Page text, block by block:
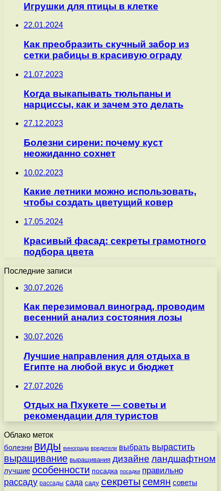
Игрушки для птицы в клетке
22.01.2024
Как преобразить скучный забор из
сетки рабицы в красивую ограду
21.07.2023
Когда выкапывать тюльпаны и
нарциссы, как и зачем это делать
27.12.2023
Болезни сирени: почему куст
неожиданно сохнет
10.02.2023
Какие летники можно использовать,
чтобы создать цветущий ковер
17.05.2024
Красивый фасад: секреты грамотного
подбора цвета
Последние записи
30.07.2026
Как перезимовал виноград, проводим
весенний анализ состояния лозы
30.07.2026
Лучшие направления для отдыха в
Египте на любой вкус и бюджет
27.07.2026
Отдых на Пхукете — советы и
рекомендации для туристов
Облако меток
болезни виды винограда вредители выбрать вырастить
выращивание выращивания дизайне ландшафтном
лучшие особенности посадка посадки правильно
рассаду рассады сада саду секреты семян советы